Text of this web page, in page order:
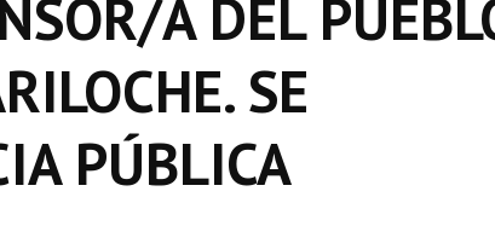
A DEL
SE
PÚBLICA